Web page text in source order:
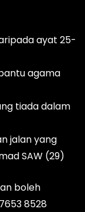
ayat 25-
agama
tiada dalam
jalan yang
SAW (29)
boleh
8528